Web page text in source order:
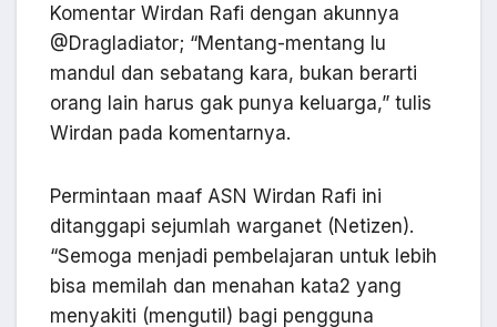
Komentar Wirdan Rafi dengan akunnya
@Dragladiator; “Mentang-mentang lu
mandul dan sebatang kara, bukan berarti
orang lain harus gak punya keluarga,” tulis
Wirdan pada komentarnya.
Permintaan maaf ASN Wirdan Rafi ini
ditanggapi sejumlah warganet (Netizen).
“Semoga menjadi pembelajaran untuk lebih
bisa memilah dan menahan kata2 yang
menyakiti (mengutil) bagi pengguna